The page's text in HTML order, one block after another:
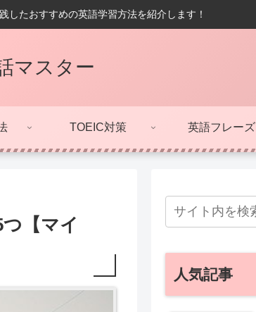
したおすすめの英語学習方法を紹介します！
マスター
TOEIC対策 英語フレーズ
【マイ
人気記事